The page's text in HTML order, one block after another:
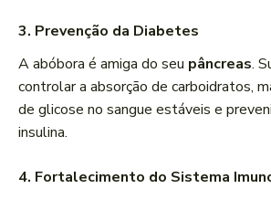
3. Prevenção da Diabetes
A abóbora é amiga do seu pâncreas.
controlar a absorção de carboidratos,
de glicose no sangue estáveis e
insulina.
4. Fortalecimento do Sistema